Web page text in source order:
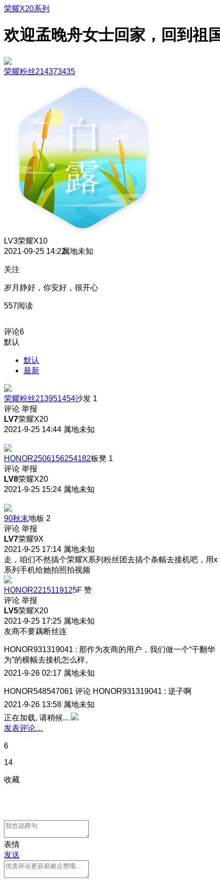
荣耀X20系列
欢迎孟晚舟女士回家，回到祖
荣耀粉丝214373435
LV3荣耀X10
2021-09-25 14:22属地未知
关注
岁月静好，你安好，很开心
557阅读
评论6
默认
默认
最新
荣耀粉丝213951454沙发 1
评论 举报
LV7荣耀X20
2021-9-25 14:44 属地未知
HONOR2506156254182板凳 1
评论 举报
LV8荣耀X20
2021-9-25 15:24 属地未知
90秋末地板 2
评论 举报
LV7荣耀9X
2021-9-25 17:14 属地未知
走，咱们不然搞个荣耀X系列粉丝团去搞个条幅去接机吧，用x
系列手机给她拍照拍视频
HONOR2215119125F 赞
评论 举报
LV5荣耀X20
2021-9-25 17:25 属地未知
友商不要藕断丝连
HONOR931319041 : 那作为友商的用户，我们做一个“干翻华
为”的横幅去接机怎么样。
2021-9-26 02:17 属地未知
HONOR548547061 评论 HONOR931319041 : 逆子啊
2021-9-26 13:58 属地未知
正在加载, 请稍候...
发表评论…
6
14
收藏
表情
发送